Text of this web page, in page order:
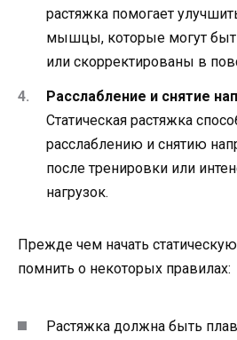
растяжка помогает
мышцы, которые могут
или скорректированы в
Расслабление и снятие
Статическая растяжка
расслаблению и снятию
после тренировки или
нагрузок.
Прежде чем начать
помнить о некоторых правилах:
Растяжка должна быть